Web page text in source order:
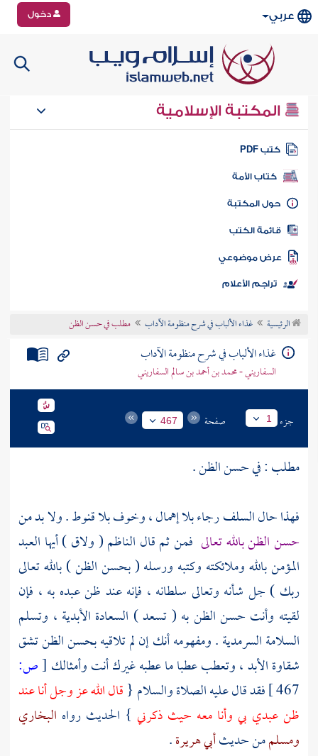
عربي دخول
المكتبة الإسلامية
كتب PDF
كتاب الأمة
المكتبة
الكتب
موضوعي
تراجم الأعلام
الرئيسية غذاء الألباب في شرح منظومة الآداب مطلب في حسن الظن
غذاء الألباب في شرح منظومة الآداب
السفاريني - محمد بن أحمد بن سالم السفاريني
جزء 1 صفحة 467
مطلب : في حسن الظن .
فهذا حالالسلفرجاء بلا إهمال ، وخوف بلا قنوط . ولا بد من
حسن الظن بالله تعالى فمن ثم قال الناظم ( ولاق ) أيها العبد
المؤمن بالله وملائكته وكتبه ورسله ( بحسن الظن ) بالله تعالى
ربك ) جل شأنه وتعالى سلطانه ، فإنه عند ظن عبده به ، فإن
لقيته وأنت حسن الظن به ( تسعد ) السعادة الأبدية ، وتسلم
السلامة السرمدية . ومفهومه أنك إن لم تلاقيه بحسن الظن تشق
شقاوة الأبد ، وتعطب عطبا ما عطبه غيرك أنت وأمثالك [ص:
467 ] فقد قال عليه الصلاة والسلام {قال الله عز وجل أنا عند
ظن عبدي بي وأنا معه حيث ذكرني } الحديث رواه البخاري
ومسلممن حديثأبي هريرة.